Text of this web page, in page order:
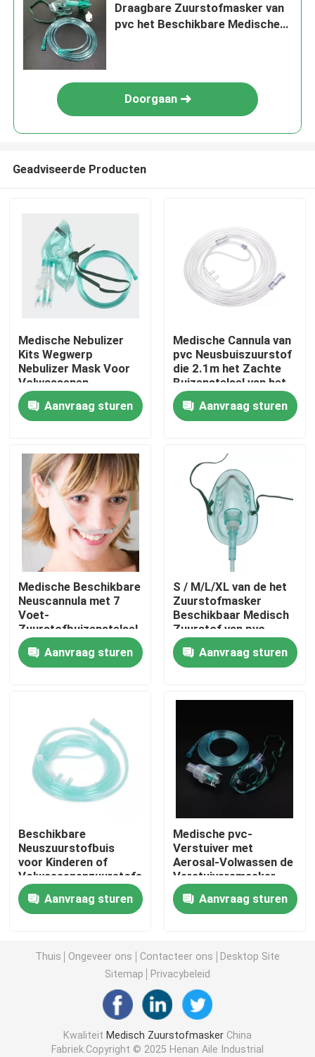
Thuis
Producten
Video's
Over ons
Fabriekstocht
Kwaliteitscontrole
Neem contact met ons op
Nieuws
Venturi-zuurstofmasker
Draagbaar Zuurstofmasker
Beschikbare Steriele Spuit
De Reeks van de infusietransfusie
Silicone Met een laag bedekte Catheter
Chirurgisch het Kleden zich Verband
Gauze Cotton Swab
Draagbare Zuurstofmasker van
pvc het Beschikbare Medische
Doorgaan
Geadviseerde Producten
Medische Nebulizer
Kits Wegwerp
Nebulizer Mask Voor
Volwassenen
Pediatrische Baby
Nebulizer Mask Kit
Nebulizer
Aanvraag sturen
Medische Cannula van
pvc Neusbuiszuurstof
die 2.1m het Zachte
Buizenstelsel van het
Sterlumen
onderdompelen
Aanvraag sturen
Medische Beschikbare
Neuscannula met 7
Voet-
Zuurstofbuizenstelsel
Aanvraag sturen
S / M/L/XL van de het
Zuurstofmasker
Beschikbaar Medisch
Zuurstof van pvc
Draagbaar het
Gezichtsmasker
Aanvraag sturen
Beschikbare
Neuszuurstofbuis
voor Kinderen of
Volwassenenzuurstofslang
Aanvraag sturen
Medische pvc-
Verstuiver met
Aerosal-Volwassen de
Verstuiversmasker
van het Masker
Draagbaar Jonge
geitje
Aanvraag sturen
Thuis Ongeveer ons Contacteer ons
Desktop Site
Sitemap
Privacybeleid
Kwaliteit Medisch ZuurstofmaskerChina
Fabriek.Copyright © 2025 Henan Aile Industrial